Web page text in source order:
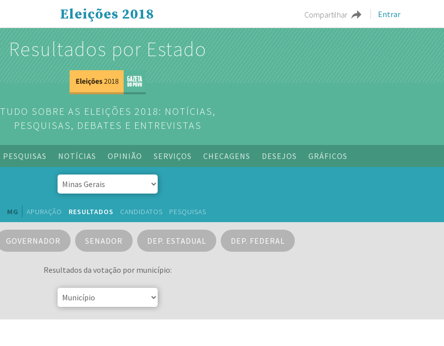
Compartilhar Entrar
Eleições 2018
Resultados por Estado
TUDO SOBRE AS ELEIÇÕES 2018: NOTÍCIAS,
PESQUISAS, DEBATES E ENTREVISTAS
PESQUISAS NOTÍCIAS OPINIÃO SERVIÇOS CHECAGENS DESEJOS GRÁFICOS
MG APURAÇÃO RESULTADOS CANDIDATOS PESQUISAS
GOVERNADOR SENADOR DEP. ESTADUAL DEP. FEDERAL
Resultados da votação por município: